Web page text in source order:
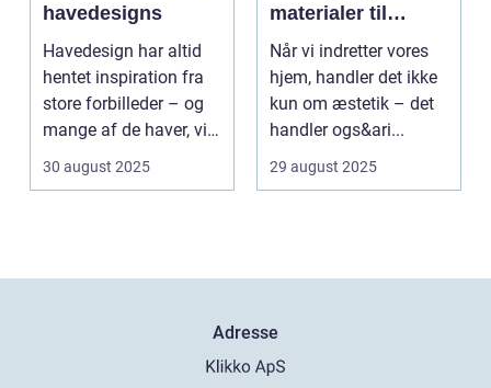
havedesigns
Havedesign har altid
hentet inspiration fra
store forbilleder – og
mange af de haver, vi
kende...
30 august 2025
materialer til
boligindretning
Når vi indretter vores
hjem, handler det ikke
kun om æstetik – det
handler ogs&ari...
29 august 2025
Adresse